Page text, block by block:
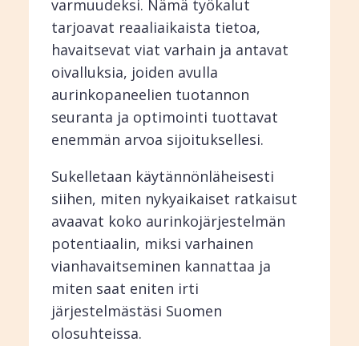
varmuudeksi. Nämä työkalut
tarjoavat reaaliaikaista tietoa,
havaitsevat viat varhain ja antavat
oivalluksia, joiden avulla
aurinkopaneelien tuotannon
seuranta ja optimointi tuottavat
enemmän arvoa sijoituksellesi.
Sukelletaan käytännönläheisesti
siihen, miten nykyaikaiset ratkaisut
avaavat koko aurinkojärjestelmän
potentiaalin, miksi varhainen
vianhavaitseminen kannattaa ja
miten saat eniten irti
järjestelmästäsi Suomen
olosuhteissa.